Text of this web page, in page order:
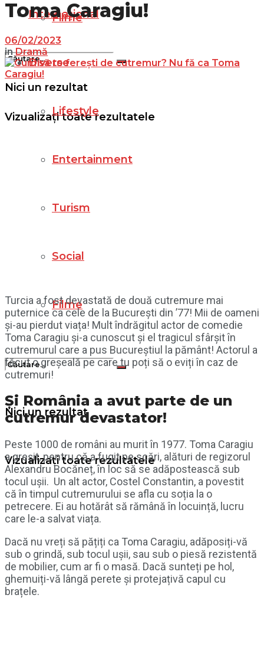
Filme
Nici un rezultat
Vizualizați toate rezultatele
Internațional
Diverse
Lifestyle
Entertainment
Turism
Social
Filme
Nici un rezultat
Vizualizați toate rezultatele
Toma Caragiu!
06/02/2023
in Dramă
Turcia a fost devastată de două cutremure mai
puternice ca cele de la București din ’77! Mii de oameni
și-au pierdut viața! Mult îndrăgitul actor de comedie
Toma Caragiu și-a cunoscut și el tragicul sfârșit în
cutremurul care a pus Bucureștiul la pământ! Actorul a
făcut o greșeală pe care tu poți să o eviți în caz de
cutremuri!
Și România a avut parte de un
cutremur devastator!
Peste 1000 de români au murit în 1977. Toma Caragiu
a greșit, pentru că a fugit pe scări, alături de regizorul
Alexandru Bocăneț, în loc să se adăpostească sub
tocul ușii. Un alt actor, Costel Constantin, a povestit
că în timpul cutremurului se afla cu soția la o
petrecere. Ei au hotărât să rămână în locuință, lucru
care le-a salvat viața.
Dacă nu vreți să pățiți ca Toma Caragiu, adăposiți-vă
sub o grindă, sub tocul ușii, sau sub o piesă rezistentă
de mobilier, cum ar fi o masă. Dacă sunteți pe hol,
ghemuiți-vă lângă perete și protejațivă capul cu
brațele.